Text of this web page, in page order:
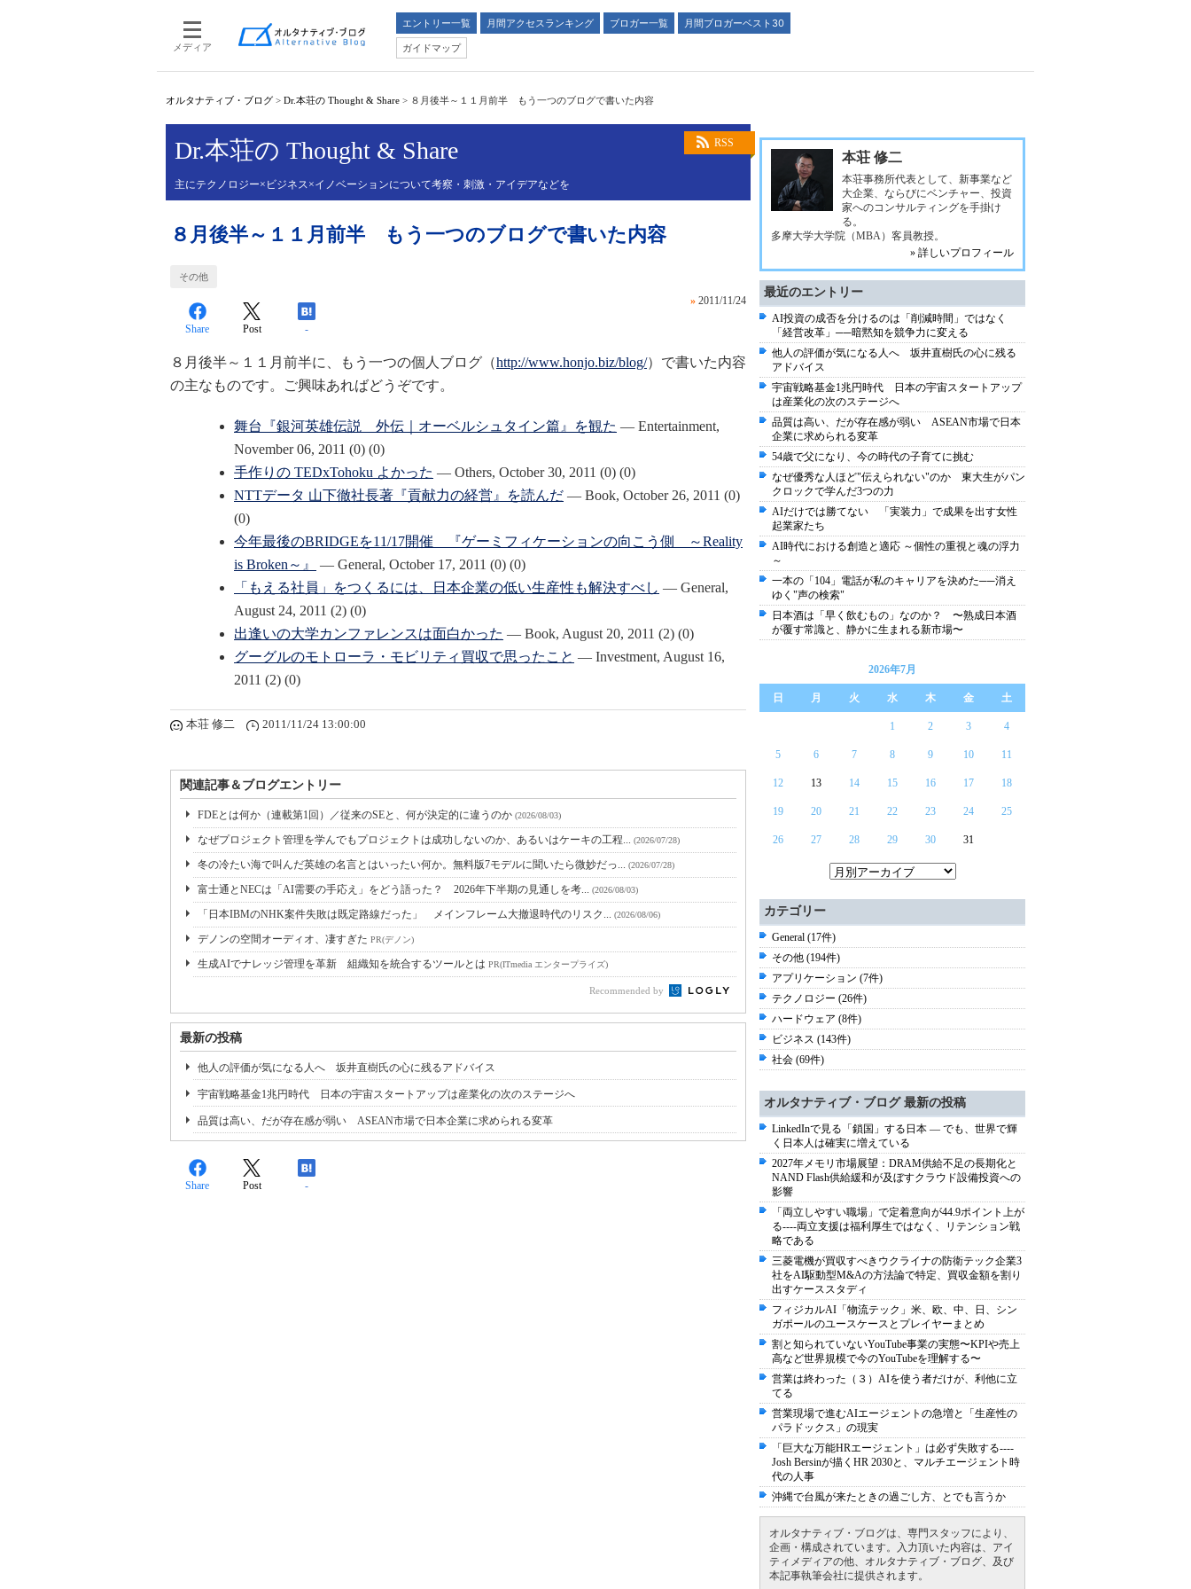
メディア
エントリー一覧 月間アクセスランキング ブロガー一覧
月間ブロガーベスト30
ガイドマップ
オルタナティブ・ブログ > Dr.本荘の Thought & Share > ８月後半～１１月前半 もう一つのブログで書いた内容
RSS
Dr.本荘の Thought & Share
主にテクノロジー×ビジネス×イノベーションについて考察・刺激・アイデアなどを
８月後半～１１月前半 もう一つのブログで書いた内容
その他
» 2011/11/24
Share Post -
８月後半～１１月前半に、もう一つの個人ブログ（http://www.honjo.biz/blog/）で書いた内容
の主なものです。ご興味あればどうぞです。
舞台『銀河英雄伝説 外伝｜オーベルシュタイン篇』を観た — Entertainment,
November 06, 2011 (0) (0)
手作りの TEDxTohoku よかった — Others, October 30, 2011 (0) (0)
NTTデータ 山下徹社長著『貢献力の経営』を読んだ — Book, October 26, 2011 (0)
(0)
今年最後のBRIDGEを11/17開催 『ゲーミフィケーションの向こう側 ～Reality
is Broken～』
— General, October 17, 2011 (0) (0)
「もえる社員」をつくるには、日本企業の低い生産性も解決すべし — General,
August 24, 2011 (2) (0)
出逢いの大学カンファレンスは面白かった — Book, August 20, 2011 (2) (0)
グーグルのモトローラ・モビリティ買収で思ったこと — Investment, August 16,
2011 (2) (0)
本荘 修二 2011/11/24 13:00:00
関連記事＆ブログエントリー
FDEとは何か（連載第1回）／従来のSEと、何が決定的に違うのか (2026/08/03)
なぜプロジェクト管理を学んでもプロジェクトは成功しないのか、あるいはケーキの工程... (2026/07/28)
冬の冷たい海で叫んだ英雄の名言とはいったい何か。無料版7モデルに聞いたら微妙だっ... (2026/07/28)
富士通とNECは「AI需要の手応え」をどう語った？ 2026年下半期の見通しを考... (2026/08/03)
「日本IBMのNHK案件失敗は既定路線だった」 メインフレーム大撤退時代のリスク... (2026/08/06)
デノンの空間オーディオ、凄すぎた PR(デノン)
生成AIでナレッジ管理を革新 組織知を統合するツールとは PR(ITmedia エンタープライズ)
Recommended by
最新の投稿
他人の評価が気になる人へ 坂井直樹氏の心に残るアドバイス
宇宙戦略基金1兆円時代 日本の宇宙スタートアップは産業化の次のステージへ
品質は高い、だが存在感が弱い ASEAN市場で日本企業に求められる変革
Share Post -
本荘 修二
本荘事務所代表として、新事業など
大企業、ならびにベンチャー、投資
家へのコンサルティングを手掛け
る。
多摩大学大学院（MBA）客員教授。
» 詳しいプロフィール
最近のエントリー
AI投資の成否を分けるのは「削減時間」ではなく
「経営改革」──暗黙知を競争力に変える
他人の評価が気になる人へ 坂井直樹氏の心に残る
アドバイス
宇宙戦略基金1兆円時代 日本の宇宙スタートアップ
は産業化の次のステージへ
品質は高い、だが存在感が弱い ASEAN市場で日本
企業に求められる変革
54歳で父になり、今の時代の子育てに挑む
なぜ優秀な人ほど"伝えられない"のか 東大生がパン
クロックで学んだ3つの力
AIだけでは勝てない 「実装力」で成果を出す女性
起業家たち
AI時代における創造と適応 ～個性の重視と魂の浮力
～
一本の「104」電話が私のキャリアを決めた──消え
ゆく"声の検索"
日本酒は「早く飲むもの」なのか？ 〜熟成日本酒
が覆す常識と、静かに生まれる新市場〜
2026年7月
日 月 火 水 木 金 土
1 2 3 4
5 6 7 8 9 10 11
12 13 14 15 16 17 18
19 20 21 22 23 24 25
26 27 28 29 30 31
カテゴリー
General (17件)
その他 (194件)
アプリケーション (7件)
テクノロジー (26件)
ハードウェア (8件)
ビジネス (143件)
社会 (69件)
オルタナティブ・ブログ 最新の投稿
LinkedInで見る「鎖国」する日本 ― でも、世界で輝
く日本人は確実に増えている
2027年メモリ市場展望：DRAM供給不足の長期化と
NAND Flash供給緩和が及ぼすクラウド設備投資への
影響
「両立しやすい職場」で定着意向が44.9ポイント上が
る----両立支援は福利厚生ではなく、リテンション戦
略である
三菱電機が買収すべきウクライナの防衛テック企業3
社をAI駆動型M&Aの方法論で特定、買収金額を割り
出すケーススタディ
フィジカルAI「物流テック」米、欧、中、日、シン
ガポールのユースケースとプレイヤーまとめ
割と知られていないYouTube事業の実態〜KPIや売上
高など世界規模で今のYouTubeを理解する〜
営業は終わった（３）AIを使う者だけが、利他に立
てる
営業現場で進むAIエージェントの急増と「生産性の
パラドックス」の現実
「巨大な万能HRエージェント」は必ず失敗する----
Josh Bersinが描くHR 2030と、マルチエージェント時
代の人事
沖縄で台風が来たときの過ごし方、とでも言うか
オルタナティブ・ブログは、専門スタッフにより、
企画・構成されています。入力頂いた内容は、アイ
ティメディアの他、オルタナティブ・ブログ、及び
本記事執筆会社に提供されます。